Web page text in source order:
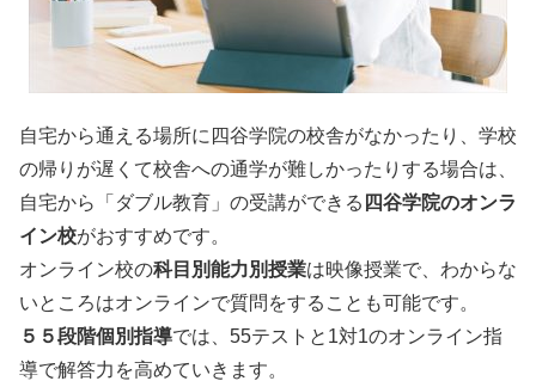
自宅から通える場所に四谷学院の校舎がなかったり、学校
の帰りが遅くて校舎への通学が難しかったりする場合は、
自宅から「ダブル教育」の受講ができる 四谷学院のオンラ
イン校がおすすめです。
オンライン校の科目別能力別授業は映像授業で、わからな
いところはオンラインで質問をすることも可能です。
５５段階個別指導では、55テストと1対1のオンライン指
導で解答力を高めていきます。